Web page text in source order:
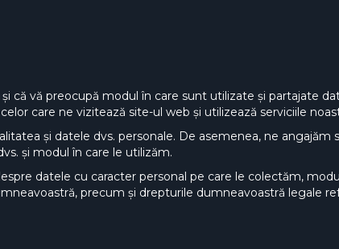
vă preocupă modul în care sunt utilizate și partajate
care ne vizitează site-ul web și utilizează serviciile
și datele dvs. personale. De asemenea, ne angajăm
și modul în care le utilizăm.
datele cu caracter personal pe care le colectăm,
precum și drepturile dumneavoastră legale